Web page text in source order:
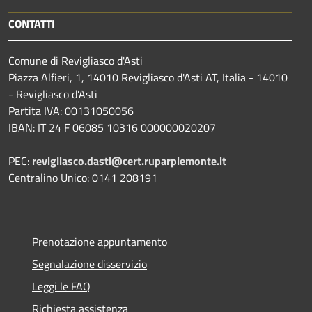
CONTATTI
Comune di Revigliasco d'Asti
Piazza Alfieri, 1, 14010 Revigliasco d'Asti AT, Italia - 14010
- Revigliasco d'Asti
Partita IVA: 00131050056
IBAN: IT 24 F 06085 10316 000000020207
PEC: revigliasco.dasti@cert.ruparpiemonte.it
Centralino Unico: 0141 208191
Prenotazione appuntamento
Segnalazione disservizio
Leggi le FAQ
Richiesta assistenza